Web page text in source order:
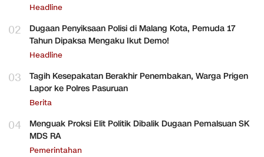
Headline
02
Dugaan Penyiksaan Polisi di Malang Kota, Pemuda 17
Tahun Dipaksa Mengaku Ikut Demo!
Headline
03
Tagih Kesepakatan Berakhir Penembakan, Warga Prigen
Lapor ke Polres Pasuruan
Berita
04
Menguak Proksi Elit Politik Dibalik Dugaan Pemalsuan SK
MDS RA
Pemerintahan